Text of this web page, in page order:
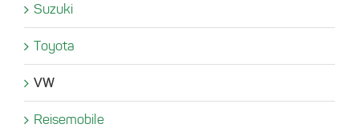
Suzuki
Toyota
VW
Reisemobile